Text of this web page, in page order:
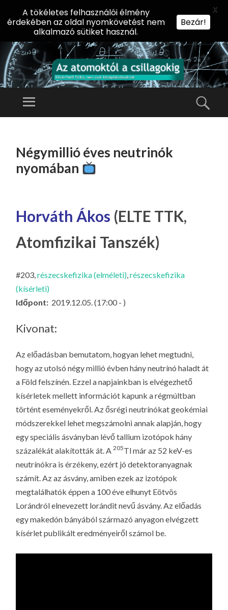
AZ
KT
CS
IL
LA
G
KI
Előadássorozat
Természettudományi
Menü
TARTALOMHOZ
Négymillió éves neutrinók
nyomában
Horváth Ákos (ELTE TTK,
Atomfizikai Tanszék)
#203,részecskefizika (elméleti),részecskefizika
(kísérleti)
Időpont: 2019.12.05. (17:00 - )
Kivonat:
Az előadásban bemutatom, hogyan lehet megtudni,
hogy az utolsó négy millió évben hány neutrínó haladt át
a Föld felszínén. Ezzel a napjainkban is elvégezhető
kísérletek mellett információt kapunk a régmúltban
történt eseményekről. Az ősrégi neutrínókat geokémiai
módszerekkel lehet megszámolni annak alapján, hogy
egy speciális ásványban lévő tallium izotópok hány
százalékát alakították át. A205Tl már az 52 keV-es
neutrínókra is érzékeny, ezért jó detektoranyagnak
számít. Az az ásvány, amiben ezek az izotópok
megtalálhatók éppen a 100 éve elhunyt Eötvös
Lorándról elnevezett lorándit nevű ásvány. Az előadás
egy makedón bányából származó anyagon elvégzett
kísérlet publikált eredményeiről számol be.
A tökéletes felhasználói élmény
érdekében az oldal nyomkövetést nem
alkalmazó sütiket használ.
Bezár!
X